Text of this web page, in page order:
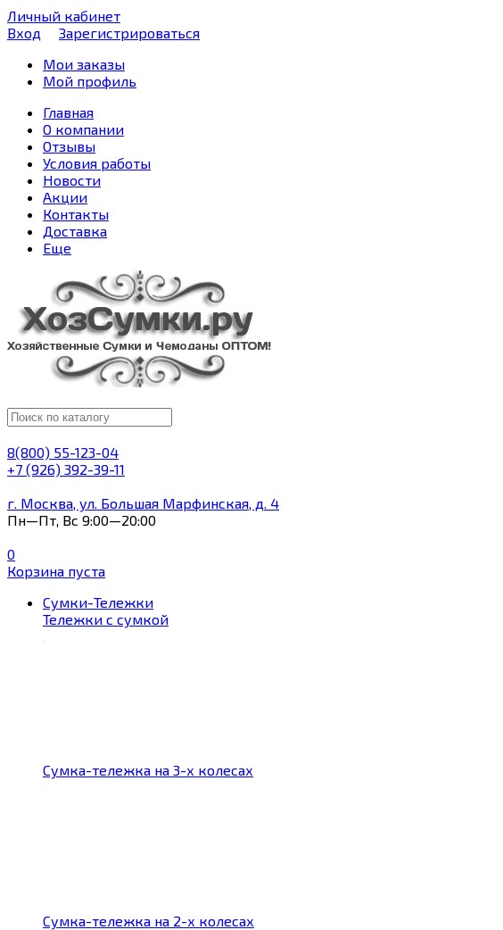
Личный кабинет
Вход
Зарегистрироваться
Мои заказы
Мой профиль
Главная
О компании
Отзывы
Условия работы
Новости
Акции
Контакты
Доставка
Еще
8(800) 55-123-04
+7 (926) 392-39-11
г. Москва, ул. Большая Марфинская, д. 4
Пн—Пт, Вс 9:00—20:00
0
Корзина пуста
Сумки-Тележки
Тележки с сумкой
Сумка-тележка на 3-х колесах
Сумка-тележка на 2-х колесах